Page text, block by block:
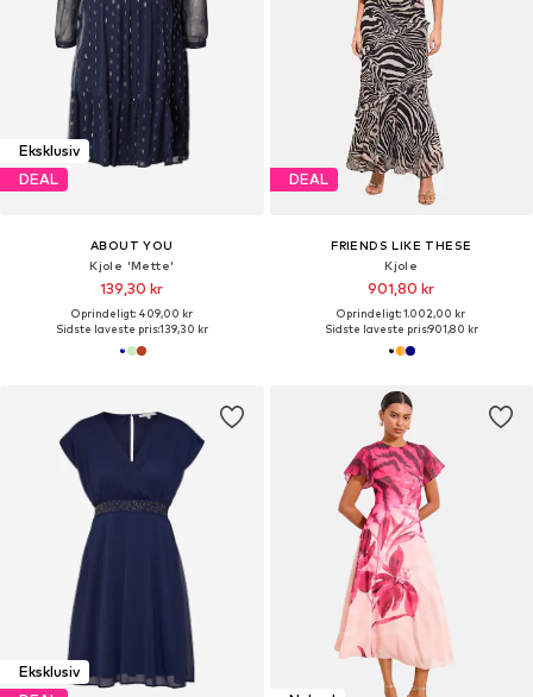
Eksklusiv
DEAL
ABOUT YOU
Kjole 'Mette'
139,30 kr
Oprindeligt: 409,00 kr
Sidste laveste pris:139,30 kr
DEAL
FRIENDS LIKE THESE
Kjole
901,80 kr
Oprindeligt: 1.002,00 kr
Sidste laveste pris:901,80 kr
Eksklusiv